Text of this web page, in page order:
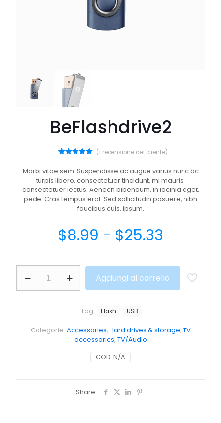
BeFlashdrive2
su base
di
recensioni
(1 recensione del cliente)
Morbi vitae sem. Suspendisse ac augue varius nunc ac
turpis libero, consectetuer tincidunt, mi mauris,
consectetuer lectus. Aenean bibendum. In lacinia eget,
pede. Cras tempus erat. Sed sollicitudin posuere, nibh
faucibus quis, ipsum.
$8.99 - $25.33
Aggiungi al carrello
COD: N/A
Categorie: Accessories, Hard drives & storage, TV
accessories, TV/Audio
Tag: Flash USB
Share